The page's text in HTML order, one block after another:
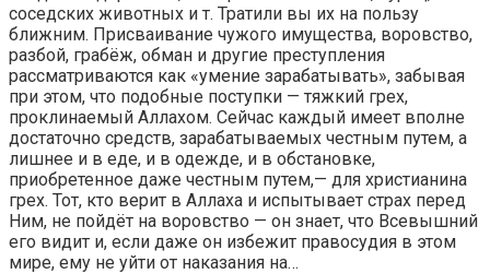
соседских животных и т. Тратили вы их на пользу
ближним. Присваивание чужого имущества, воровство,
разбой, грабёж, обман и другие преступления
рассматриваются как «умение зарабатывать», забывая
при этом, что подобные поступки — тяжкий грех,
проклинаемый Аллахом. Сейчас каждый имеет вполне
достаточно средств, зарабатываемых честным путем, а
лишнее и в еде, и в одежде, и в обстановке,
приобретенное даже честным путем,— для христианина
грех. Тот, кто верит в Аллаха и испытывает страх перед
Ним, не пойдёт на воровство — он знает, что Всевышний
его видит и, если даже он избежит правосудия в этом
мире, ему не уйти от наказания на…